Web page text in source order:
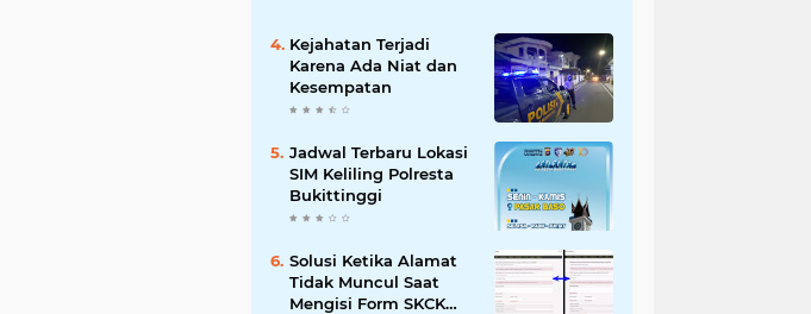
Kejahatan Terjadi
Karena Ada Niat dan
Kesempatan
Jadwal Terbaru Lokasi
SIM Keliling Polresta
Bukittinggi
Solusi Ketika Alamat
Tidak Muncul Saat
Mengisi Form SKCK